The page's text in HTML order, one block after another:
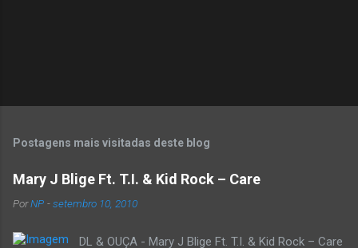
Postagens mais visitadas deste blog
Mary J Blige Ft. T.I. & Kid Rock – Care
PorNP -setembro 10, 2010
DL & OUÇA - Mary J Blige Ft. T.I. & Kid Rock – Care